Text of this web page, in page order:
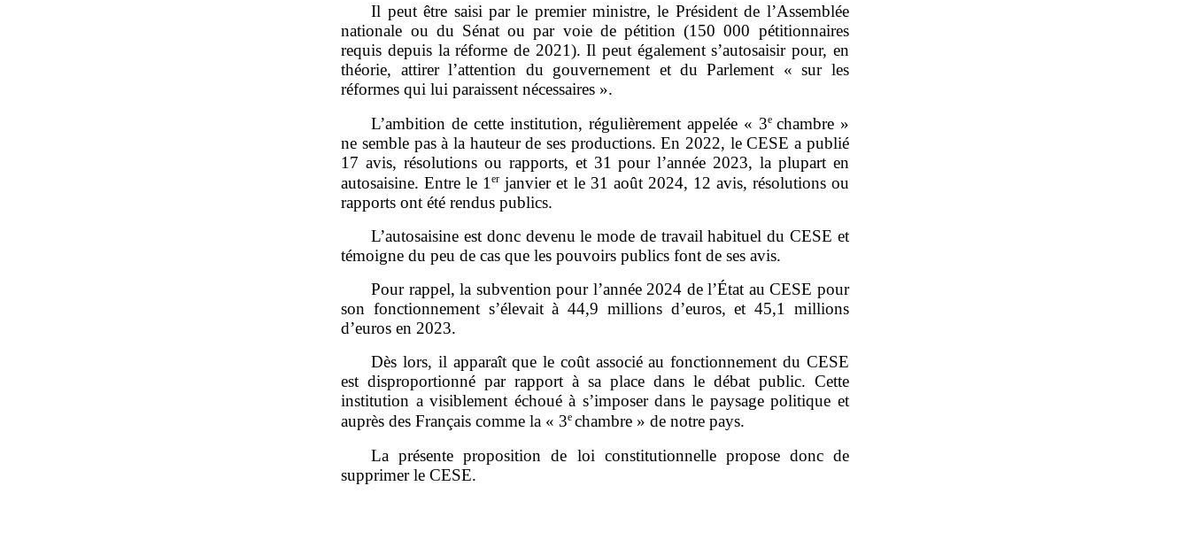
Il peut être saisi par le premier ministre, le Président de l’Assemblée
nationale ou du Sénat ou par voie de pétition (150 000 pétitionnaires
requis depuis la réforme de 2021). Il peut également s’autosaisir pour, en
théorie, attirer l’attention du gouvernement et du Parlement « sur les
réformes qui lui paraissent nécessaires ».
L’ambition de cette institution, régulièrement appelée « 3e chambre »
ne semble pas à la hauteur de ses productions. En 2022, le CESE a publié
17 avis, résolutions ou rapports, et 31 pour l’année 2023, la plupart en
autosaisine. Entre le 1er janvier et le 31 août 2024, 12 avis, résolutions ou
rapports ont été rendus publics.
L’autosaisine est donc devenu le mode de travail habituel du CESE et
témoigne du peu de cas que les pouvoirs publics font de ses avis.
Pour rappel, la subvention pour l’année 2024 de l’État au CESE pour
son fonctionnement s’élevait à 44,9 millions d’euros, et 45,1 millions
d’euros en 2023.
Dès lors, il apparaît que le coût associé au fonctionnement du CESE
est disproportionné par rapport à sa place dans le débat public. Cette
institution a visiblement échoué à s’imposer dans le paysage politique et
auprès des Français comme la « 3e chambre » de notre pays.
La présente proposition de loi constitutionnelle propose donc de
supprimer le CESE.